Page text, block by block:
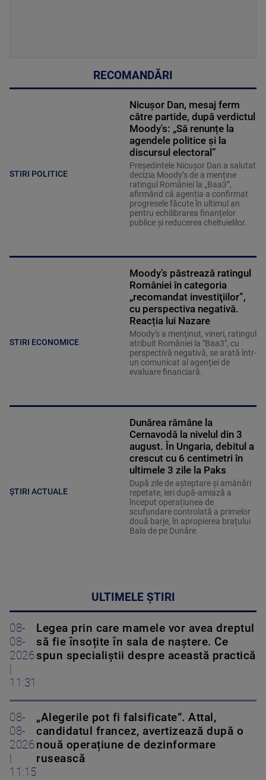
RECOMANDĂRI
STIRI POLITICE
Nicușor Dan, mesaj ferm
către partide, după verdictul
Moody's: „Să renunțe la
agendele politice şi la
discursul electoral”
Președintele Nicușor Dan a salutat
decizia Moody’s de a menține
ratingul României la „Baa3”,
afirmând că agenția a confirmat
progresele făcute în ultimul an
pentru echilibrarea finanțelor
publice și reducerea cheltuielilor.
STIRI ECONOMICE
Moody’s păstrează ratingul
României în categoria
„recomandat investiţiilor”,
cu perspectiva negativă.
Reacția lui Nazare
Moody's a menţinut, vineri, ratingul
atribuit României la "Baa3", cu
perspectivă negativă, se arată într-
un comunicat al agenţiei de
evaluare financiară.
ȘTIRI ACTUALE
Dunărea rămâne la
Cernavodă la nivelul din 3
august. În Ungaria, debitul a
crescut cu 6 centimetri în
ultimele 3 zile la Paks
După zile de așteptare și amânări
repetate, ieri după-amiază a
început operațiunea de
scufundare controlată a primelor
două barje, în apropierea brațului
Bala de pe Dunăre.
ULTIMELE ȘTIRI
08-
08-
2026
11:31
Legea prin care mamele vor avea dreptul
să fie însoțite în sala de naștere. Ce
spun specialiștii despre această practică
08-
08-
2026
11:15
„Alegerile pot fi falsificate”. Attal,
candidatul francez, avertizează după o
nouă operațiune de dezinformare
rusească